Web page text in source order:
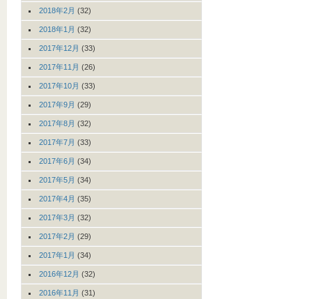
2018年2月 (32)
2018年1月 (32)
2017年12月 (33)
2017年11月 (26)
2017年10月 (33)
2017年9月 (29)
2017年8月 (32)
2017年7月 (33)
2017年6月 (34)
2017年5月 (34)
2017年4月 (35)
2017年3月 (32)
2017年2月 (29)
2017年1月 (34)
2016年12月 (32)
2016年11月 (31)